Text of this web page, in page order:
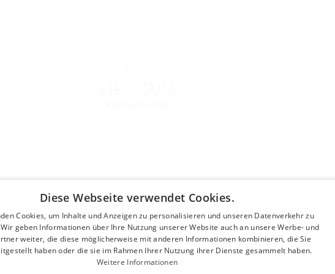
Fuß
Sprunggelenk
Sport Check-Ups
Koordinationstest
Bluthochdruck
Diabetes
Kontakt
Diese Webseite verwendet Cookies.
Cookies, um Inhalte und Anzeigen zu personalisieren und unseren Datenverkehr zu
geben Informationen über Ihre Nutzung unserer Website auch an unsere Werbe- und
weiter, die diese möglicherweise mit anderen Informationen kombinieren, die Sie
haben oder die sie im Rahmen Ihrer Nutzung ihrer Dienste gesammelt haben.
Weitere Informationen